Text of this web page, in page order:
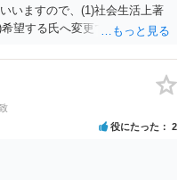
いますので、(1)社会生活上著
望する氏へ変更できればその
に現れた一切の事情が判断対
料は全て（ただし理路整然
フラッシュバック」とのこと
PTSDの診断基準に合致した説
てくるように思います。 精神
でハードルがかなり高く、弁
想されるところです。、もし
役にたった 2